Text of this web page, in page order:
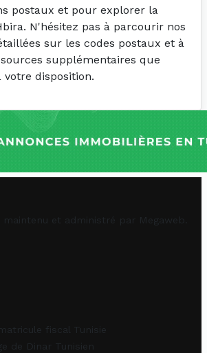
postaux et pour explorer la
N'hésitez pas à parcourir nos
sur les codes postaux et à
supplémentaires que
votre disposition.
et administré par Megaweb
fiscal Tunisie
de Dinar Tunisien